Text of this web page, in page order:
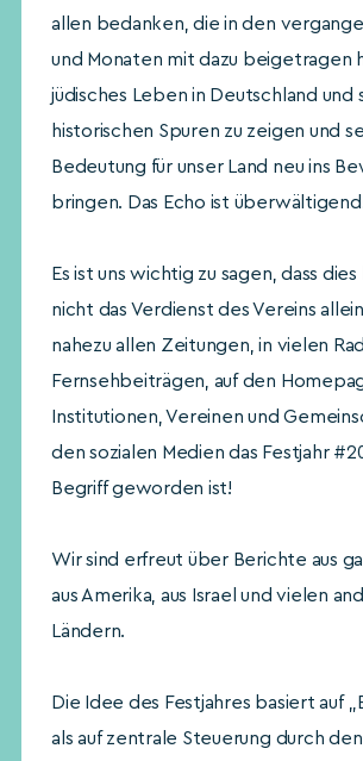
allen bedanken, die in den
und Monaten mit dazu beigetragen
jüdisches Leben in Deutschland und
historischen Spuren zu zeigen und
Bedeutung für unser Land neu ins
bringen. Das Echo ist
Es ist uns wichtig zu sagen, dass
nicht das Verdienst des Vereins
nahezu allen Zeitungen, in vielen
Fernsehbeiträgen, auf den
Institutionen, Vereinen und
den sozialen Medien das Festjahr
Begriff geworden ist!
Wir sind erfreut über Berichte aus
aus Amerika, aus Israel und vielen
Ländern.
Die Idee des Festjahres basiert auf
als auf zentrale Steuerung durch